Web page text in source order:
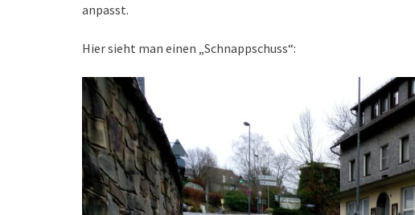
anpasst.
Hier sieht man einen „Schnappschuss“: